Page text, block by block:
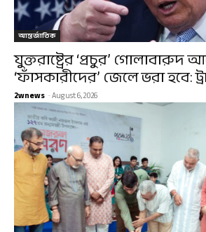
আন্তর্জাতিক
যুক্তরাষ্ট্রের ‘প্রচুর’ গোলাবারুদ
‘ফাঁসকারীদের’ জেলে ভরা হবে:
2wnews -August 6, 2026